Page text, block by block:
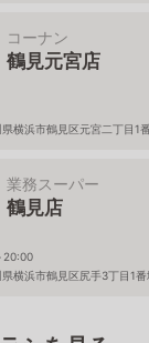
コーナン
鶴見元宮店
横浜市鶴見区元宮二丁目1
業務スーパー
鶴見店
20:00
横浜市鶴見区尻手3丁目1